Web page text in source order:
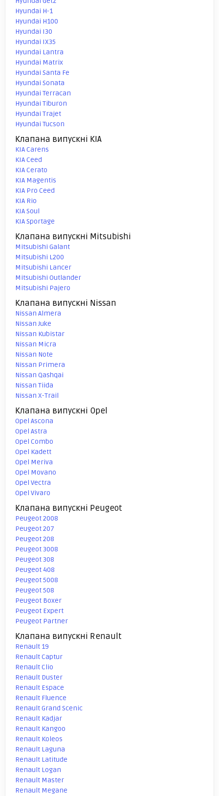
Hyundai H-1
Hyundai H100
Hyundai I30
Hyundai IX35
Hyundai Lantra
Hyundai Matrix
Hyundai Santa Fe
Hyundai Sonata
Hyundai Terracan
Hyundai Tiburon
Hyundai Trajet
Hyundai Tucson
Клапана випускні KIA
KIA Carens
KIA Ceed
KIA Cerato
KIA Magentis
KIA Pro Ceed
KIA Rio
KIA Soul
KIA Sportage
Клапана випускні Mitsubishi
Mitsubishi Galant
Mitsubishi L200
Mitsubishi Lancer
Mitsubishi Outlander
Mitsubishi Pajero
Клапана випускні Nissan
Nissan Almera
Nissan Juke
Nissan Kubistar
Nissan Micra
Nissan Note
Nissan Primera
Nissan Qashqai
Nissan Tiida
Nissan X-Trail
Клапана випускні Opel
Opel Ascona
Opel Astra
Opel Combo
Opel Kadett
Opel Meriva
Opel Movano
Opel Vectra
Opel Vivaro
Клапана випускні Peugeot
Peugeot 2008
Peugeot 207
Peugeot 208
Peugeot 3008
Peugeot 308
Peugeot 408
Peugeot 5008
Peugeot 508
Peugeot Boxer
Peugeot Expert
Peugeot Partner
Клапана випускні Renault
Renault 19
Renault Captur
Renault Clio
Renault Duster
Renault Espace
Renault Fluence
Renault Grand Scenic
Renault Kadjar
Renault Kangoo
Renault Koleos
Renault Laguna
Renault Latitude
Renault Logan
Renault Master
Renault Megane